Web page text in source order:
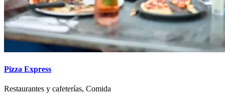
Pizza Express
Restaurantes y cafeterías, Comida